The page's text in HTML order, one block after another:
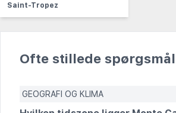
Saint-Tropez
Ofte stillede spørgsmål
GEOGRAFI OG KLIMA